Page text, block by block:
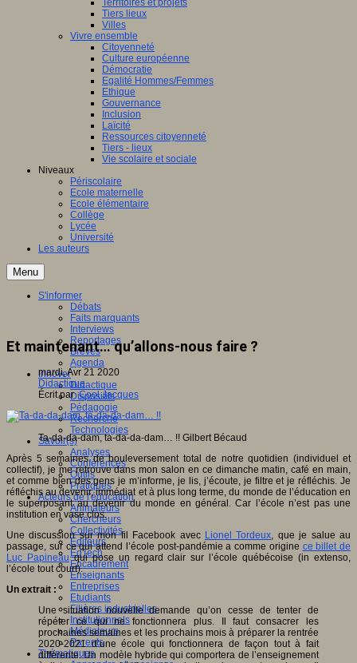
Territoires et projets
Tiers lieux
Villes
Vivre ensemble
Citoyenneté
Culture européenne
Démocratie
Egalité Hommes/Femmes
Ethique
Gouvernance
Inclusion
Laïcité
Ressources citoyenneté
Tiers - lieux
Vie scolaire et sociale
Niveaux
Périscolaire
Ecole maternelle
Ecole élémentaire
Collège
Lycée
Université
Les auteurs
Menu
S'informer
Débats
Faits marquants
Interviews
Reportages
Brèves
Agenda
Innover
Didactique
Dispositifs
Pédagogie
Recherche
Technologies
Savoir(s)
Analyses
Conférences
Outils
Pratiques
Acteurs de l'éducation
Animateurs
Chercheurs
Collectivités
Editeurs
EdTech
Encadrement
Enseignants
Entreprises
Etudiants
Filières industrielles
Institutionnels
Médiateurs
Parents
Thématiques
Et maintenant… qu’allons-nous faire ?
mardi, Avr 21 2020
Didactique
Écrit parCool Jacques
Ta-da-da-dam, ta-da-da-dam… !! Gilbert Bécaud
Après 5 semaines de bouleversement total de notre quotidien (individuel et
collectif), je me retrouve dans mon salon en ce dimanche matin, café en main,
et comme bien des gens je m’informe, je lis, j’écoute, je filtre et je réfléchis. Je
réfléchis au devenir, immédiat et à plus long terme, du monde de l’éducation en
le superposant au devenir du monde en général. Car l’école n’est pas une
institution en vase clos.
Une discussion sur mon fil Facebook avec Lionel Tordeux, que je salue au
passage, sur ce qui attend l’école post-pandémie a comme origine ce billet de
Luc Papineauqui pose un regard clair sur l’école québécoise (in extenso,
l’école tout court).
Un extrait :
Une situation nouvelle demande qu’on cesse de tenter de
répéter ce qui ne fonctionnera plus. Il faut consacrer les
prochaines semaines et les prochains mois à préparer la rentrée
2020-2021 d’une école qui fonctionnera de façon tout à fait
différente. Un modèle hybride qui comportera de l’enseignement